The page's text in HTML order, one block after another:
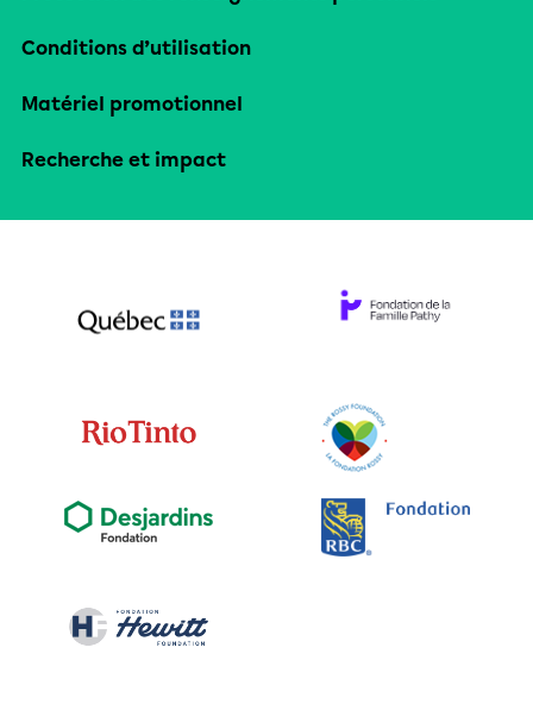
Conditions d’utilisation
Matériel promotionnel
Recherche et impact